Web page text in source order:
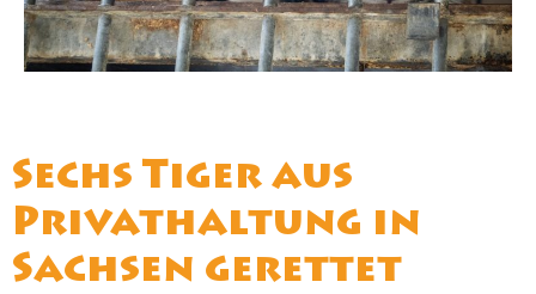
Sechs Tiger aus
Privathaltung in
Sachsen gerettet